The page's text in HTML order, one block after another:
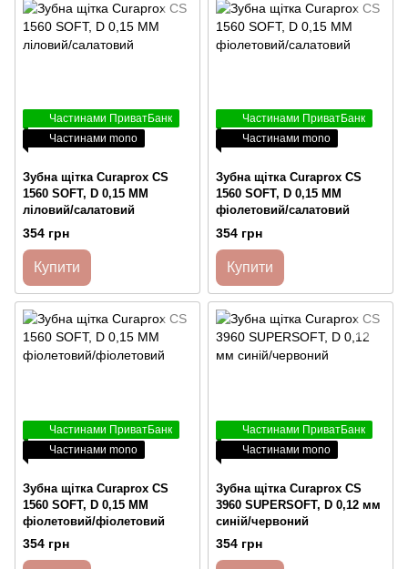
Частинами ПриватБанк
Частинами mono
Зубна щітка Curaprox CS
1560 SOFT, D 0,15 ММ
ліловий/салатовий
354 грн
Купити
Частинами ПриватБанк
Частинами mono
Зубна щітка Curaprox CS
1560 SOFT, D 0,15 ММ
фіолетовий/салатовий
354 грн
Купити
Частинами ПриватБанк
Частинами mono
Зубна щітка Curaprox CS
1560 SOFT, D 0,15 ММ
фіолетовий/фіолетовий
354 грн
Частинами ПриватБанк
Частинами mono
Зубна щітка Curaprox CS
3960 SUPERSOFT, D 0,12 мм
синій/червоний
354 грн